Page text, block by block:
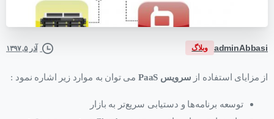
adminAbbasi وبلاگ آذر ۵, ۱۳۹۷
از مزایای استفاده از سرویس PaaS می توان به موارد زیر اشاره نمود :
توسعه برنامه‌ها و دستیابی سریع‌تر به بازار